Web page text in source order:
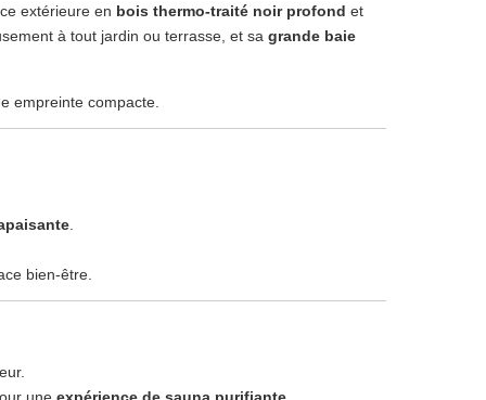
extérieure en bois thermo-traité noir profond et
à tout jardin ou terrasse, et sa grande baie
empreinte compacte.
bien-être.
une expérience de sauna purifiante